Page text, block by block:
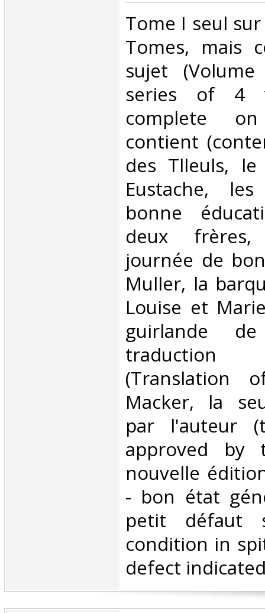
‎Tome I seul
Tomes, mais
sujet
series of 4
complete
contient
des Tlleuls,
Eustache,
bonne
deux
journée de
Muller, la
Louise et
guirlande
(Translation
Macker, la
par l'auteur
approved by
nouvelle
- bon état
petit défaut
condition in
defect